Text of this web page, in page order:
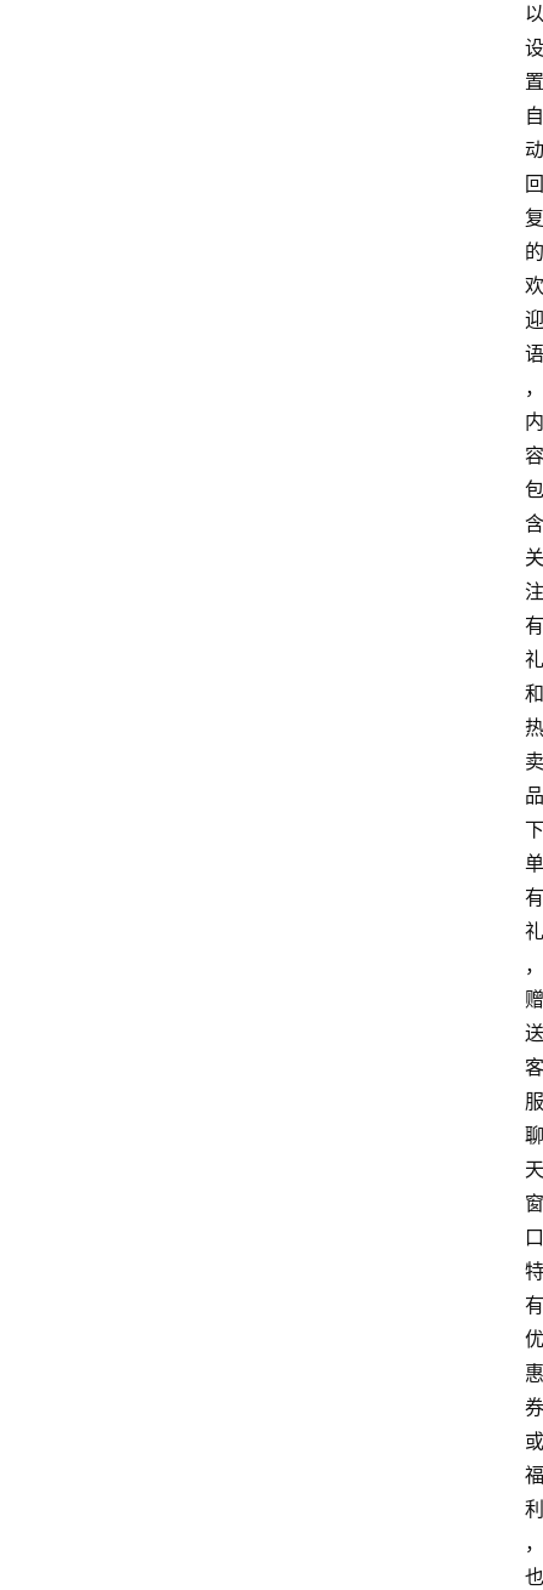
以
设
置
自
动
回
复
的
欢
迎
语
，
内
容
包
含
关
注
有
礼
和
热
卖
品
下
单
有
礼
，
赠
送
客
服
聊
天
窗
口
特
有
优
惠
券
或
福
利
，
也